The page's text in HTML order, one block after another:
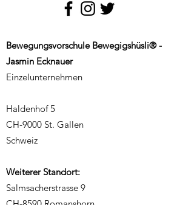
Bewegungsvorschule Bewegigshüsli® -
Jasmin Ecknauer
Einzelunternehmen
Haldenhof 5
CH-9000 St. Gallen
Schweiz
Weiterer Standort:
Salmsacherstrasse 9